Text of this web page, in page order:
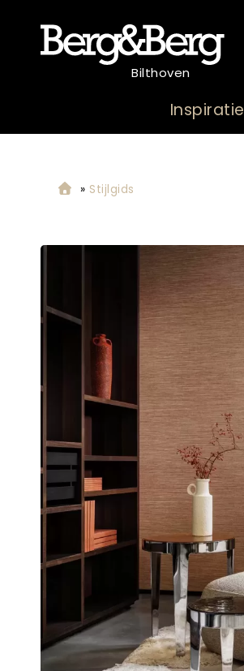
Bilthoven
Inspiratie
» Stijlgids